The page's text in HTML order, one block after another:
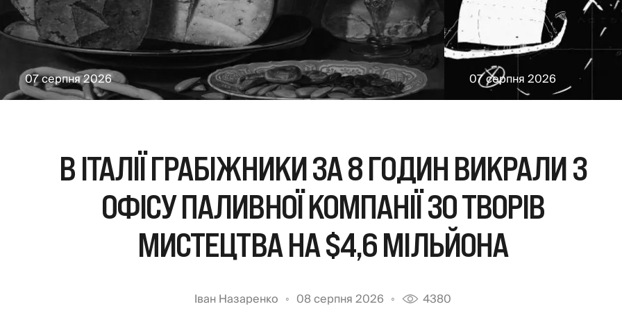
07 серпня 2026 07 серпня 2026
В ІТАЛІЇ ГРАБІЖНИКИ ЗА 8 ГОДИН ВИКРАЛИ З
ОФІСУ ПАЛИВНОЇ КОМПАНІЇ 30 ТВОРІВ
МИСТЕЦТВА НА $4,6 МІЛЬЙОНА
Іван Назаренко 08 серпня 2026 4380